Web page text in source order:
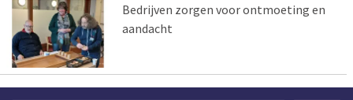
Bedrijven zorgen voor ontmoeting en
aandacht